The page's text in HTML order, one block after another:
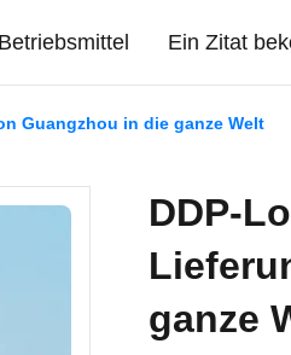
Betriebsmittel Ein Zitat
Guangzhou in die ganze Welt
DDP-
ganze